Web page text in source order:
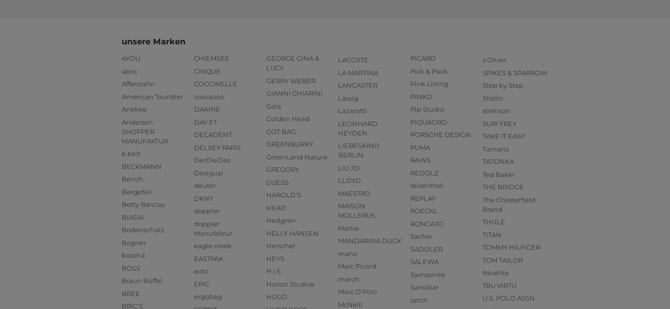
unsere Marken
4YOU
abro
Affenzahn
American Tourister
Anekke
Andersen
SHOPPER
MANUFAKTUR
b.belt
BECKMANN
Bench.
Bergpfeil
Betty Barclay
BIASIA
Bodenschatz
Bogner
boscha
BOSS
Braun Büffel
BREE
BRIC'S
CHIEMSEE
CINQUE
COCCINELLE
coocazoo
DAKINE
DAY ET
DECADENT
DELSEY PARIS
DerDieDas
Desigual
deuter
DKNY
doppler
doppler
Manufaktur
eagle creek
EASTPAK
eoto
EPIC
ergobag
GEORGE GINA &
LUCY
GERRY WEBER
GIANNI CHIARINI
Gola
Golden Head
GOT BAG
GREENBURRY
GreenLand Nature
GREGORY
GUESS
HAROLD'S
HEAD
Hedgren
HELLY HANSEN
Herschel
HEYS
H.I.S
Horizn Studios
HUGO
LACOSTE
LA MARTINA
LANCASTER
Lässig
Lazarotti
LEONHARD
HEYDEN
LIEBESKIND
BERLIN
LIU JO
LLOYD
MAESTRO
MAISON
MOLLERUS
Maître
MANDARINA DUCK
mano
Marc Picard
march
Marc O'Polo
McNeill
PICARD
Pick & Pack
Pink Lining
PINKO
Pip Studio
PIQUADRO
PORSCHE DESIGN
PUMA
RAINS
REDOLZ
reisenthel
REPLAY
ROECKL
RONCATO
Sacher
SADDLER
SALEWA
Samsonite
Sansibar
satch
s.Oliver
SPIKES & SPARROW
Step by Step
Stratic
strellson
SURI FREY
TAKE IT EASY
Tamaris
TATONKA
Ted Baker
THE BRIDGE
The Chesterfield
Brand
THULE
TITAN
TOMMY HILFIGER
TOM TAILOR
travelite
TRU VIRTU
U.S. POLO ASSN.